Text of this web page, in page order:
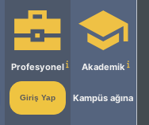
Profesyonel
Giriş Yap
Akademik
Kampüs ağına